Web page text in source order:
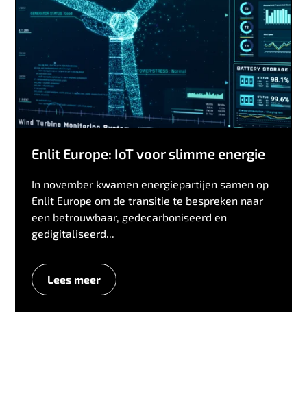
Enlit Europe: IoT voor slimme energie
In november kwamen energiepartijen samen op
Enlit Europe om de transitie te bespreken naar
een betrouwbaar, gedecarboniseerd en
gedigitaliseerd...
Lees meer